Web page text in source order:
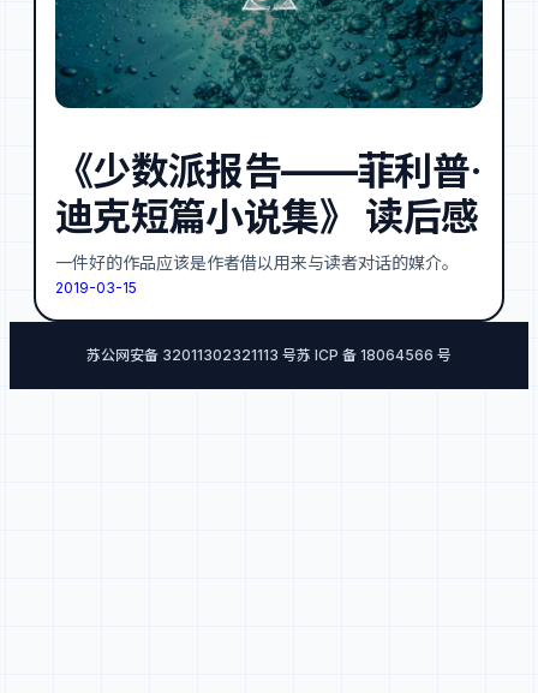
《少数派报告——菲利普·
迪克短篇小说集》 读后感
一件好的作品应该是作者借以用来与读者对话的媒介。
2019-03-15
苏公网安备 32011302321113 号苏 ICP 备 18064566 号